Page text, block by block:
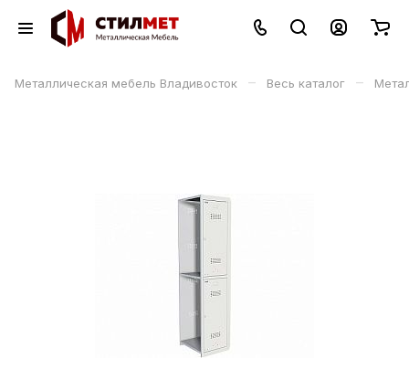
Металлическая мебель Владивосток – Весь каталог –